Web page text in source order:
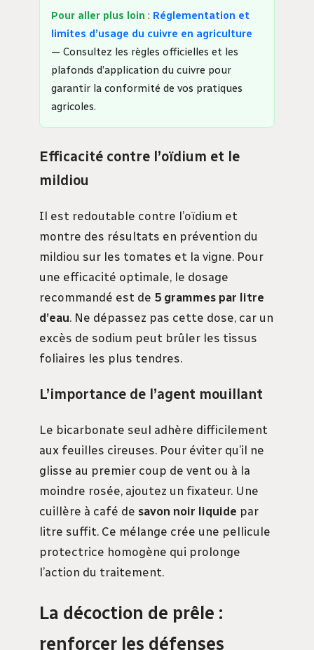
Pour aller plus loin : Réglementation et
limites d’usage du cuivre en agriculture
— Consultez les règles officielles et les
plafonds d’application du cuivre pour
garantir la conformité de vos pratiques
agricoles.
Efficacité contre l’oïdium et le
mildiou
Il est redoutable contre l’oïdium et
montre des résultats en prévention du
mildiou sur les tomates et la vigne. Pour
une efficacité optimale, le dosage
recommandé est de 5 grammes par litre
d’eau. Ne dépassez pas cette dose, car un
excès de sodium peut brûler les tissus
foliaires les plus tendres.
L’importance de l’agent mouillant
Le bicarbonate seul adhère difficilement
aux feuilles cireuses. Pour éviter qu’il ne
glisse au premier coup de vent ou à la
moindre rosée, ajoutez un fixateur. Une
cuillère à café de savon noir liquide par
litre suffit. Ce mélange crée une pellicule
protectrice homogène qui prolonge
l’action du traitement.
La décoction de prêle :
renforcer les défenses